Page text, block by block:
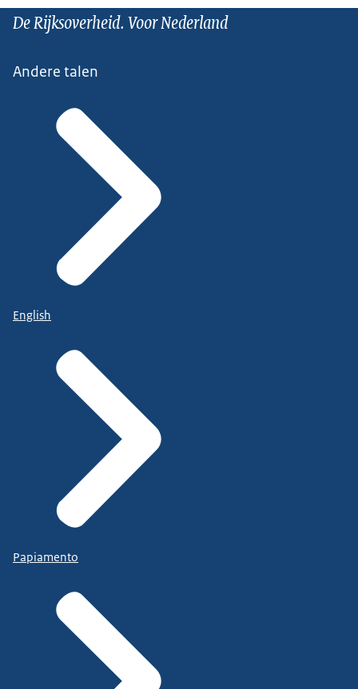
De Rijksoverheid. Voor Nederland
Andere talen
English
Papiamento